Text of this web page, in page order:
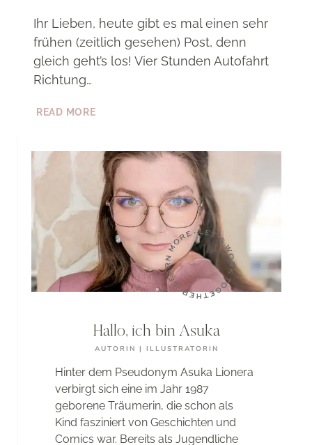
Ihr Lieben, heute gibt es mal einen sehr
frühen (zeitlich gesehen) Post, denn
gleich geht’s los! Vier Stunden Autofahrt
Richtung…
READ MOREVERNISSAGE
Hallo, ich bin Asuka
AUTORIN | ILLUSTRATORIN
Hinter dem Pseudonym Asuka Lionera
verbirgt sich eine im Jahr 1987
geborene Träumerin, die schon als
Kind fasziniert von Geschichten und
Comics war. Bereits als Jugendliche